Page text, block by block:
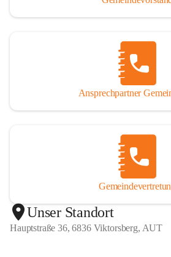
Ansprechpartner
Unser Standort
Hauptstraße 36, 6836 Viktorsberg, AUT